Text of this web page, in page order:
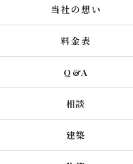
当社の想い
料金表
Q&A
相談
建築